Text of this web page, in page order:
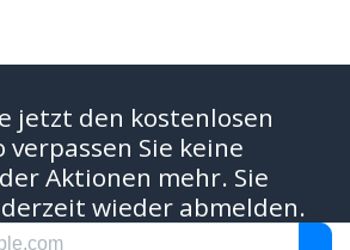
jetzt den kostenlosen
verpassen Sie keine
Aktionen mehr. Sie
wieder abmelden.